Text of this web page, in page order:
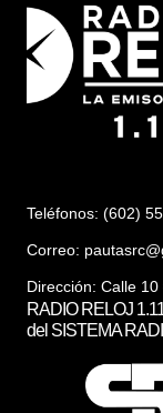
Teléfonos: (602)
Correo:
Dirección: Calle 10
RADIO RELOJ
del SISTEMA